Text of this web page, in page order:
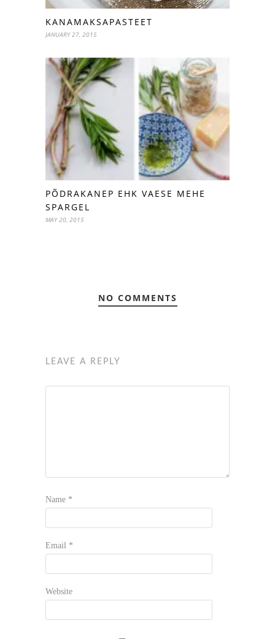
KANAMAKSAPASTEET
JANUARY 27, 2015
PÕDRAKANEP EHK VAESE MEHE
SPARGEL
MAY 20, 2015
NO COMMENTS
LEAVE A REPLY
Name *
Email *
Website